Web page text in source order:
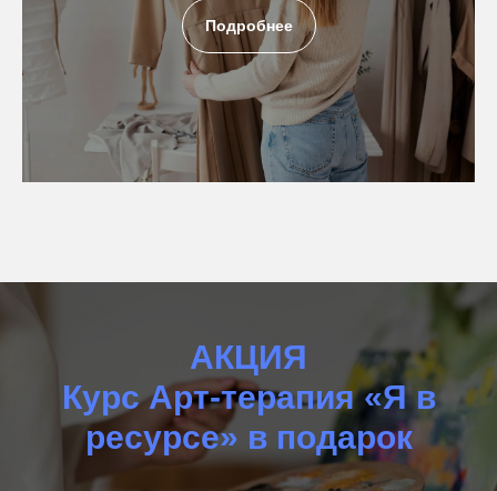
Подробнее
АКЦИЯ
Курс Арт-терапия «Я в
ресурсе» в подарок